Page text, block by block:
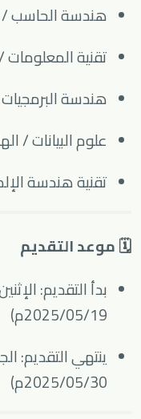
هندسة الحاسب
تقنية
هندسة
علوم البيانات /
تقنية هندسة
🗓 موعد التقديم
2025/05/19م)
2025/05/30م)